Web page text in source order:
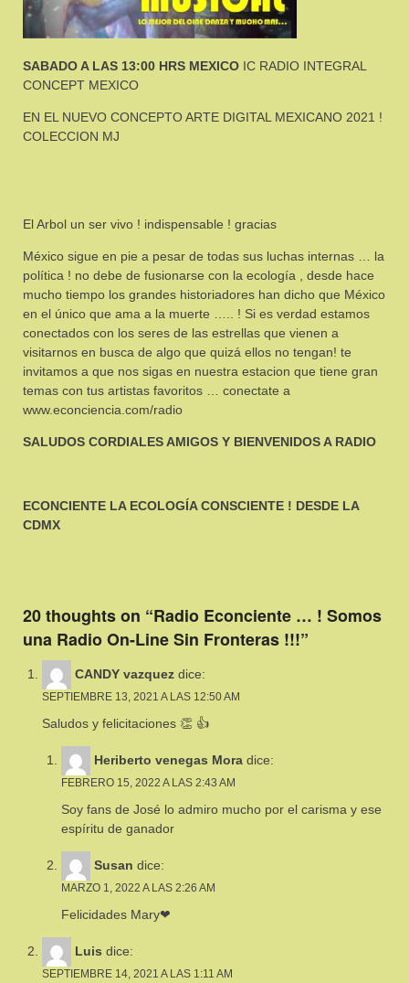
SABADO A LAS 13:00 HRS MEXICO IC RADIO INTEGRAL
CONCEPT MEXICO
EN EL NUEVO CONCEPTO ARTE DIGITAL MEXICANO 2021 !
COLECCION MJ
El Arbol un ser vivo ! indispensable ! gracias
México sigue en pie a pesar de todas sus luchas internas … la
política ! no debe de fusionarse con la ecología , desde hace
mucho tiempo los grandes historiadores han dicho que México
en el único que ama a la muerte ….. ! Si es verdad estamos
conectados con los seres de las estrellas que vienen a
visitarnos en busca de algo que quizá ellos no tengan! te
invitamos a que nos sigas en nuestra estacion que tiene gran
temas con tus artistas favoritos … conectate a
www.econciencia.com/radio
SALUDOS CORDIALES AMIGOS Y BIENVENIDOS A RADIO
ECONCIENTE LA ECOLOGÍA CONSCIENTE ! DESDE LA
CDMX
20 thoughts on “Radio Econciente … ! Somos
una Radio On-Line Sin Fronteras !!!”
CANDY vazquez dice:
SEPTIEMBRE 13, 2021 A LAS 12:50 AM
Saludos y felicitaciones 👏 👍
Heriberto venegas Mora dice:
FEBRERO 15, 2022 A LAS 2:43 AM
Soy fans de José lo admiro mucho por el carisma y ese
espíritu de ganador
Susan dice:
MARZO 1, 2022 A LAS 2:26 AM
Felicidades Mary❤
Luis dice:
SEPTIEMBRE 14, 2021 A LAS 1:11 AM